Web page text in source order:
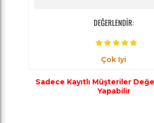
DEĞERLENDİR:
Çok Iyi
Sadece Kayıtlı Müşteriler
Yapabilir